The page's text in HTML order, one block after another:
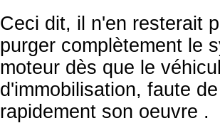
Ceci dit, il n'en resterait
purger complètement le
moteur dès que le
d'immobilisation, faute
rapidement son oeuvre .